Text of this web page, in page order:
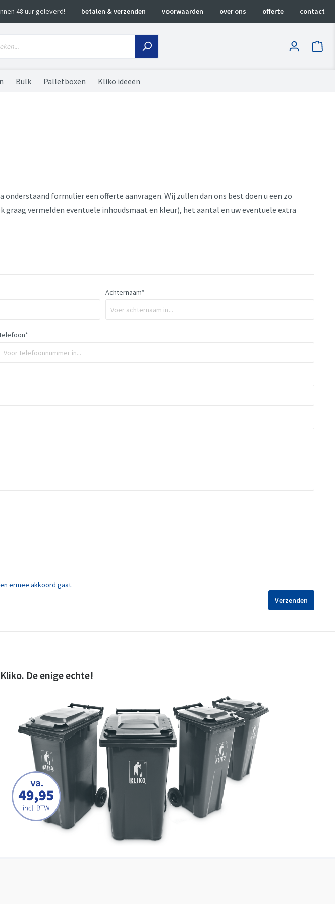
48 uur geleverd! betalen & verzenden voorwaarden over ons offerte contact
Bulk Palletboxen Kliko ideeën
formulier een offerte aanvragen. Wij zullen dan ons best doen u een zo
vermelden eventuele inhoudsmaat en kleur), het aantal en uw eventuele extra
Achternaam*
ermee akkoord gaat.
Verzenden
Kliko. De enige echte!